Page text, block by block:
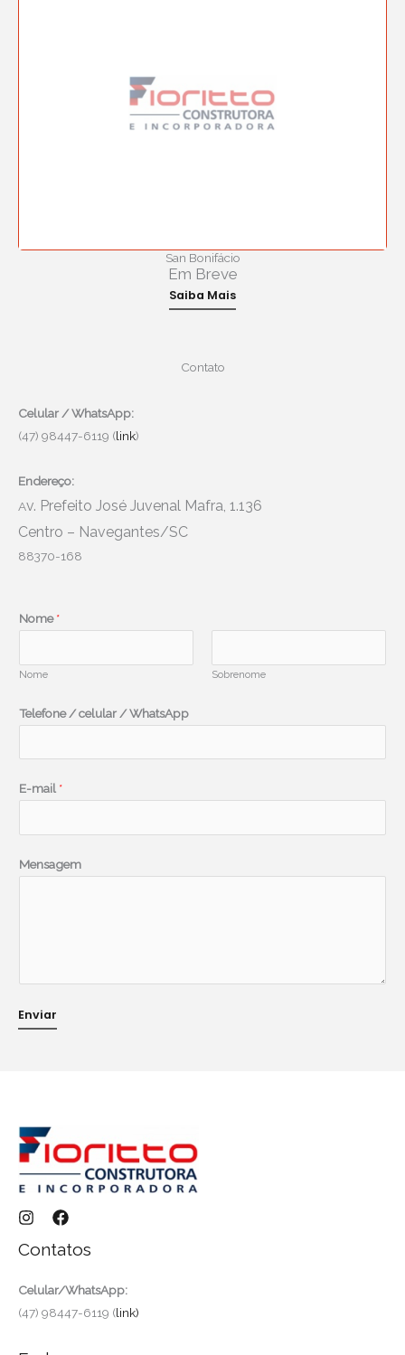
San Bonifácio
Em Breve
Saiba Mais
Contato
Celular / WhatsApp:
(47) 98447-6119 (link)
Endereço:
Av. Prefeito José Juvenal Mafra, 1.136
Centro – Navegantes/SC
88370-168
Nome*
Nome Sobrenome
Telefone / celular / WhatsApp
E-mail *
e
m
l
a
r
*
Mensagem
Enviar
Contatos
Celular/WhatsApp:
(47) 98447-6119 (link)